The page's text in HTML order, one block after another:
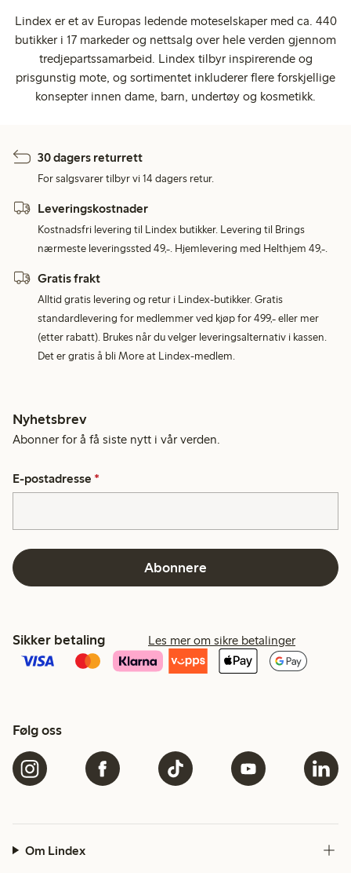
Lindex er et av Europas ledende moteselskaper med ca. 440
butikker i 17 markeder og nettsalg over hele verden gjennom
tredjepartssamarbeid. Lindex tilbyr inspirerende og
prisgunstig mote, og sortimentet inkluderer flere forskjellige
konsepter innen dame, barn, undertøy og kosmetikk.
30 dagers returrett
For salgsvarer tilbyr vi 14 dagers retur.
Leveringskostnader
Kostnadsfri levering til Lindex butikker. Levering til Brings
nærmeste leveringssted 49,-. Hjemlevering med Helthjem 49,-.
Gratis frakt
Alltid gratis levering og retur i Lindex-butikker. Gratis
standardlevering for medlemmer ved kjøp for 499,- eller mer
(etter rabatt). Brukes når du velger leveringsalternativ i kassen.
Det er gratis å bli More at Lindex-medlem.
Nyhetsbrev
Abonner for å få siste nytt i vår verden.
E-postadresse *
Abonnere
Sikker betaling Les mer om sikre betalinger
Følg oss
Om Lindex